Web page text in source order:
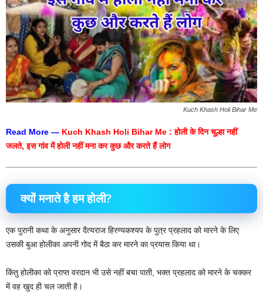
Kuch Khash Holi Bihar Me
Read More — Kuch Khash Holi Bihar Me : होली के दिन चूल्हा नहीं
जलते, इस गांव में होली नहीं मना कर कुछ और करते हैं लोग
क्यों मनाते है हम होली?
एक पुरानी कथा के अनुसार दैत्यराज हिरण्यकश्यप के पुत्र प्रहलाद को मारने के लिए
उसकी बुआ होलीका अपनी गोद में बैठा कर मारने का प्रयास किया था।
किंतु होलीका को प्राप्त वरदान भी उसे नहीं बचा पाती, भक्त प्रहलाद को मारने के चक्कर
में वह खुद ही चल जाती है।